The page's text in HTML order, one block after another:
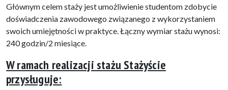
Głównym celem staży jest umożliwienie studentom zdobycie
doświadczenia zawodowego związanego z wykorzystaniem
swoich umiejętności w praktyce. Łączny wymiar stażu wynosi:
240 godzin/2 miesiące.
W ramach realizacji stażu Stażyście
przysługuje: